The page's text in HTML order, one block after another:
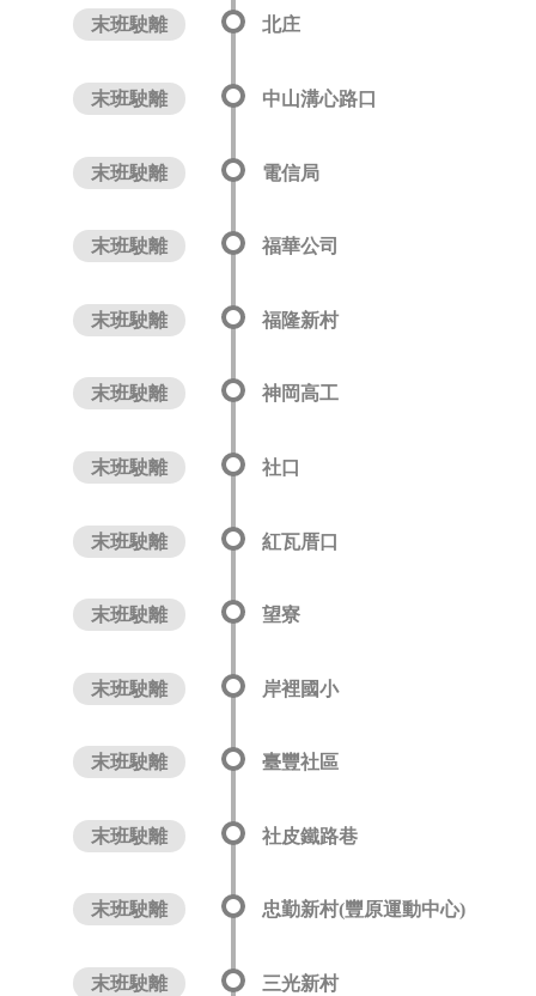
末班駛離 北庄
末班駛離 中山溝心路口
末班駛離 電信局
末班駛離 福華公司
末班駛離 福隆新村
末班駛離 神岡高工
末班駛離 社口
末班駛離 紅瓦厝口
末班駛離 望寮
末班駛離 岸裡國小
末班駛離 臺豐社區
末班駛離 社皮鐵路巷
末班駛離 忠勤新村(豐原運動中心)
末班駛離 三光新村